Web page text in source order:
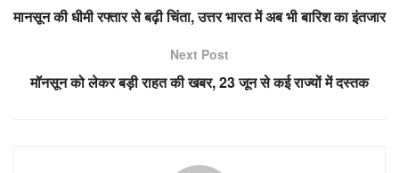
मानसून की धीमी रफ्तार से बढ़ी चिंता, उत्तर भारत में अब भी बारिश का इंतजार
Next Post
मॉनसून को लेकर बड़ी राहत की खबर, 23 जून से कई राज्यों में दस्तक